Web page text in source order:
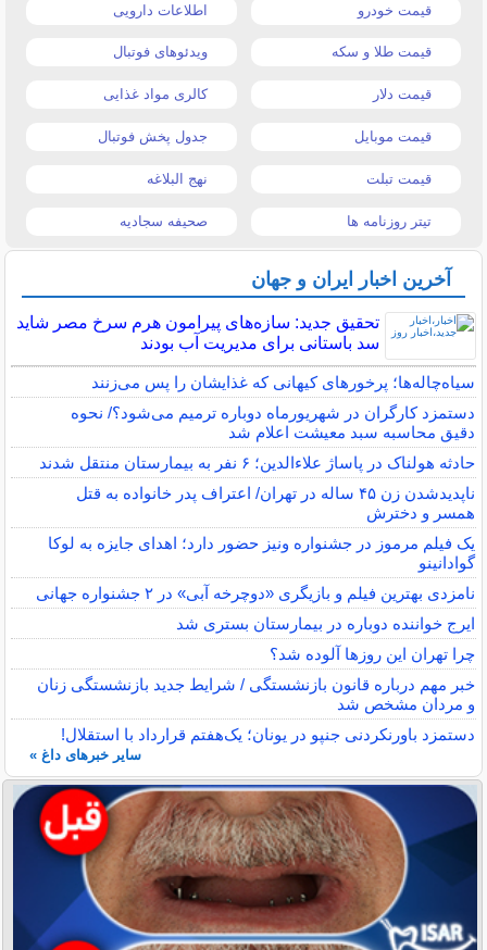
قیمت خودرو اطلاعات دارویی
قیمت طلا و سکه ویدئوهای فوتبال
قیمت دلار کالری مواد غذایی
قیمت موبایل جدول پخش فوتبال
قیمت تبلت نهج البلاغه
تیتر روزنامه ها صحیفه سجادیه
آخرین اخبار ایران و جهان
تحقیق جدید: سازه‌های پیرامون هرم سرخ مصر شاید
سد باستانی برای مدیریت آب بودند
سیاه‌چاله‌ها؛ پرخورهای کیهانی که غذایشان را پس می‌زنند
دستمزد کارگران در شهریورماه دوباره ترمیم می‌شود؟/ نحوه
دقیق محاسبه سبد معیشت اعلام شد
حادثه هولناک در پاساژ علاءالدین؛ ۶ نفر به بیمارستان منتقل شدند
ناپدیدشدن زن ۴۵ ساله در تهران/ اعتراف پدر خانواده به قتل
همسر و دخترش
یک فیلم مرموز در جشنواره ونیز حضور دارد؛ اهدای جایزه به لوکا
گوادانینو
نامزدی بهترین فیلم و بازیگری «دوچرخه آبی» در ۲ جشنواره جهانی
ایرج خواننده دوباره در بیمارستان بستری شد
چرا تهران این روزها آلوده شد؟
خبر مهم درباره قانون بازنشستگی / شرایط جدید بازنشستگی زنان
و مردان مشخص شد
دستمزد باورنکردنی جنپو در یونان؛ یک‌هفتم قرارداد با استقلال!
سایر خبرهای داغ »